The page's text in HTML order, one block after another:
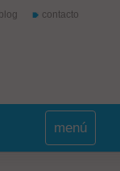
blog contacto
menú